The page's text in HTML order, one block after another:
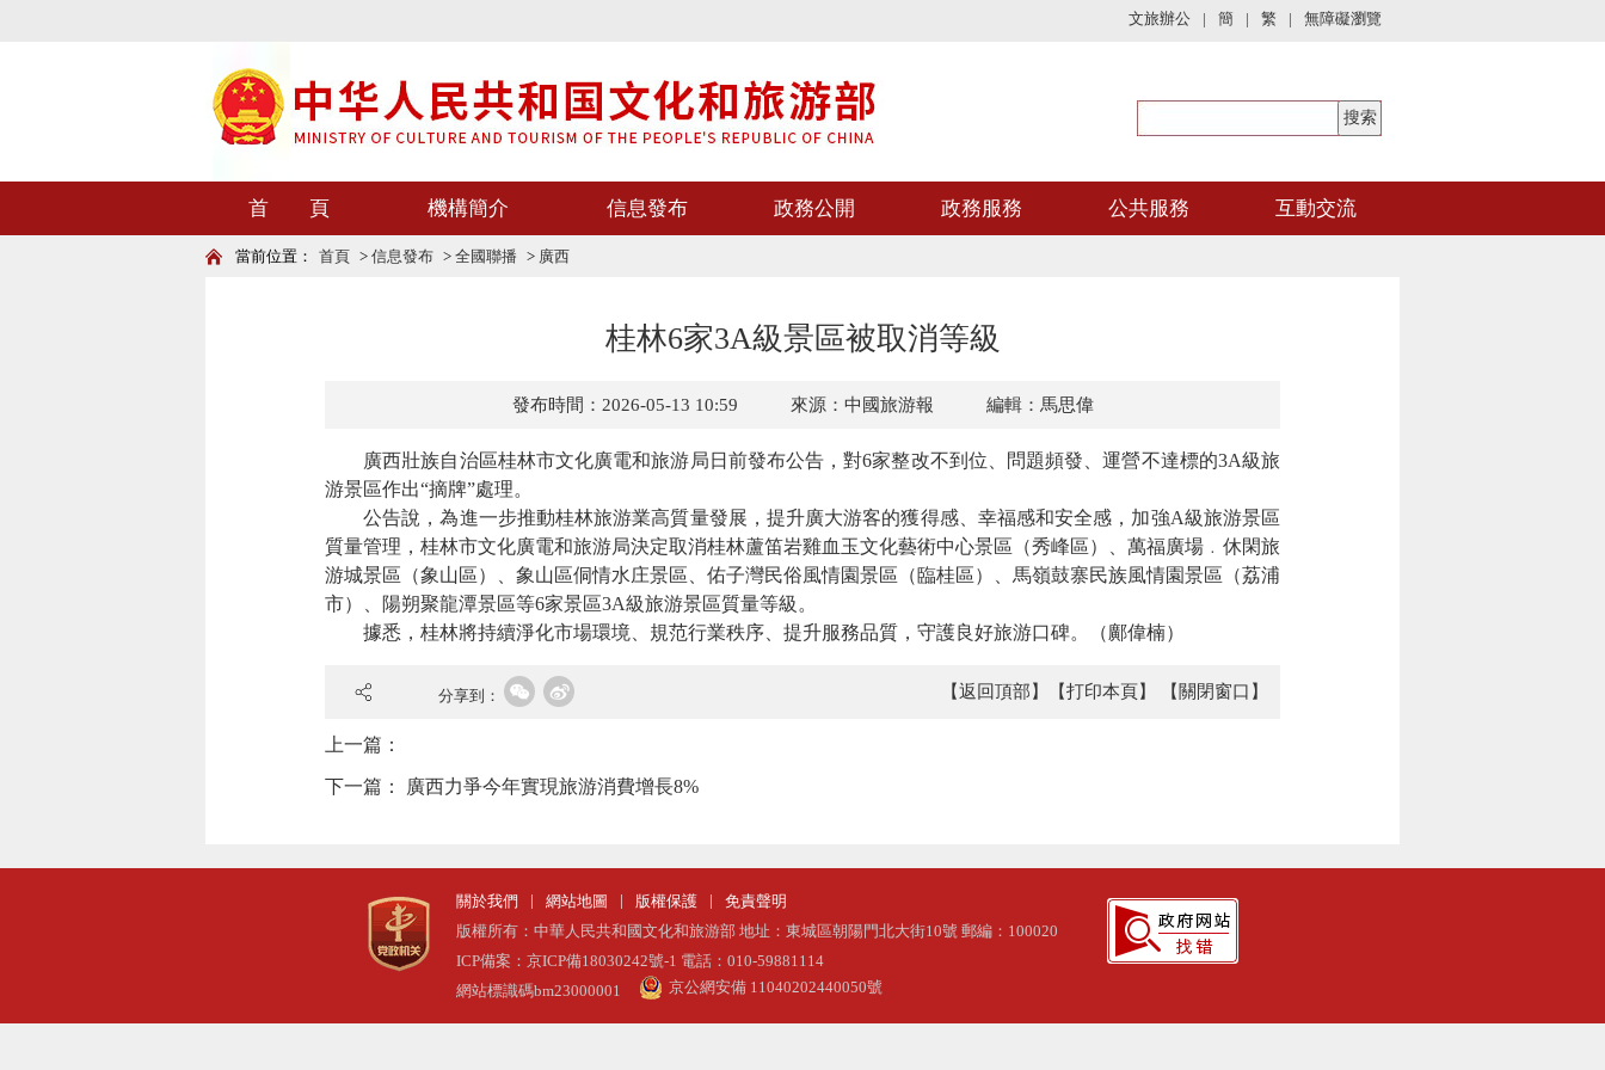
文旅辦公 | 簡 | 繁 | 無障礙瀏覽
首 頁 機構簡介 信息發布 政務公開 政務服務 公共服務 互動交流
當前位置： 首頁 > 信息發布 > 全國聯播 > 廣西
桂林6家3A級景區被取消等級
發布時間：2026-05-13 10:59 來源：中國旅游報 編輯：馬思偉
廣西壯族自治區桂林市文化廣電和旅游局日前發布公告，對6家整改不到位、問題頻發、運營不達標的3A級旅
游景區作出“摘牌”處理。
公告說，為進一步推動桂林旅游業高質量發展，提升廣大游客的獲得感、幸福感和安全感，加強A級旅游景區
質量管理，桂林市文化廣電和旅游局決定取消桂林蘆笛岩雞血玉文化藝術中心景區（秀峰區）、萬福廣場﹒休閑旅
游城景區（象山區）、象山區侗情水庄景區、佑子灣民俗風情園景區（臨桂區）、馬嶺鼓寨民族風情園景區（荔浦
市）、陽朔聚龍潭景區等6家景區3A級旅游景區質量等級。
據悉，桂林將持續淨化市場環境、規范行業秩序、提升服務品質，守護良好旅游口碑。（鄺偉楠）
分享到： 【返回頂部】 【打印本頁】 【關閉窗口】
上一篇：
下一篇： 廣西力爭今年實現旅游消費增長8%